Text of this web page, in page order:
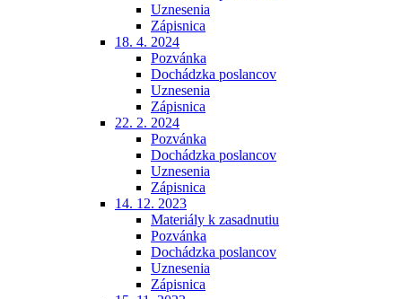
Uznesenia
Zápisnica
18. 4. 2024
Pozvánka
Dochádzka poslancov
Uznesenia
Zápisnica
22. 2. 2024
Pozvánka
Dochádzka poslancov
Uznesenia
Zápisnica
14. 12. 2023
Materiály k zasadnutiu
Pozvánka
Dochádzka poslancov
Uznesenia
Zápisnica